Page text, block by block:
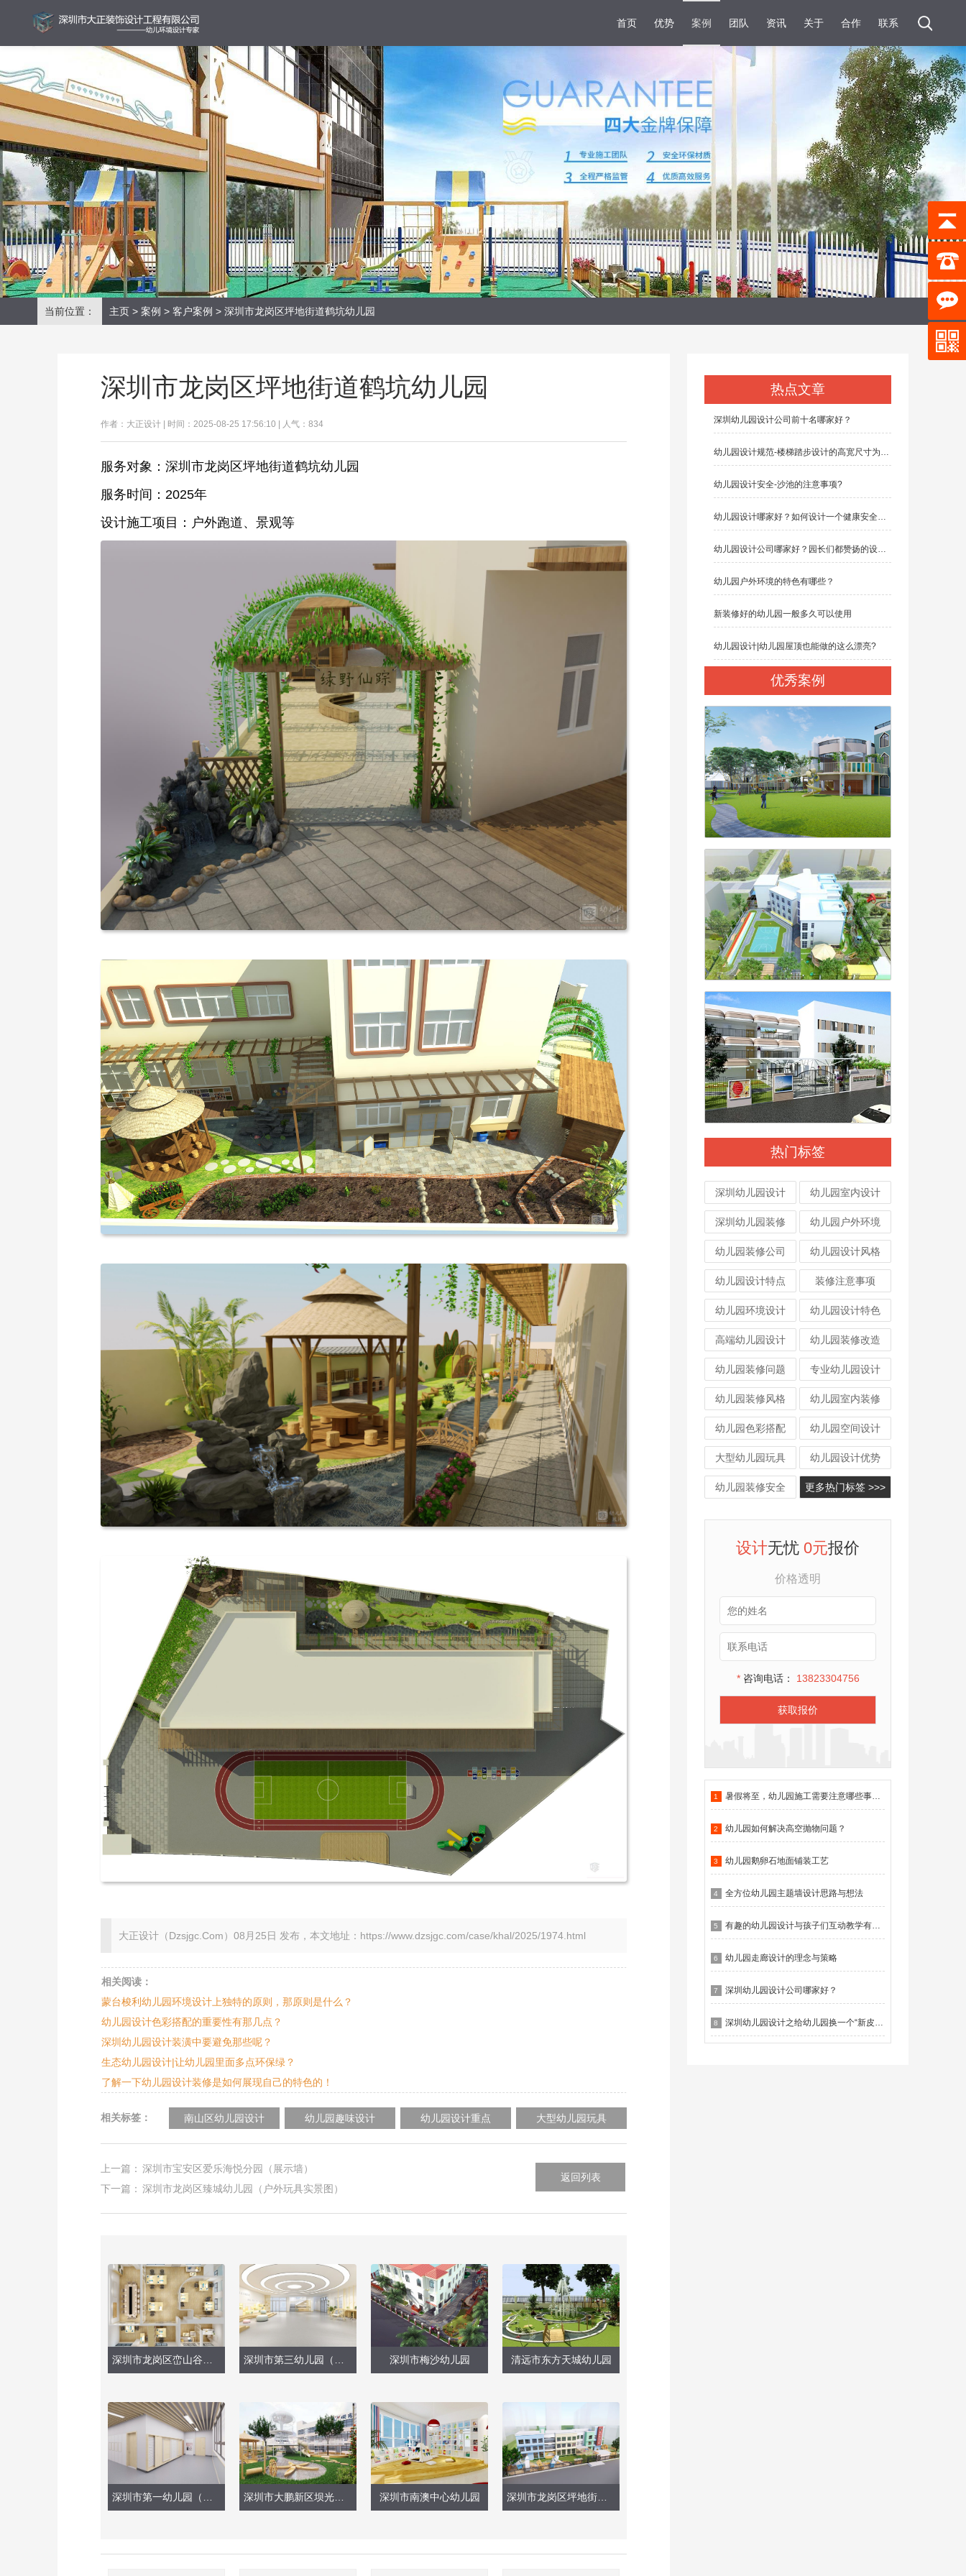
首页 优势 案例 团队 资讯 关于 合作 联系
当前位置： 主页 > 案例 > 客户案例 > 深圳市龙岗区坪地街道鹤坑幼儿园
深圳市龙岗区坪地街道鹤坑幼儿园
作者：大正设计 | 时间：2025-08-25 17:56:10 | 人气：834
服务对象：深圳市龙岗区坪地街道鹤坑幼儿园
服务时间：2025年
设计施工项目：户外跑道、景观等
大正设计（Dzsjgc.Com）08月25日 发布，本文地址：https://www.dzsjgc.com/case/khal/2025/1974.html
热点文章
深圳幼儿园设计公司前十名哪家好？
幼儿园设计规范-楼梯踏步设计的高宽尺寸为多少？
幼儿园设计安全-沙池的注意事项?
幼儿园设计哪家好？如何设计一个健康安全的幼儿园
幼儿园设计公司哪家好？园长们都赞扬的设计公司有哪些？
幼儿园户外环境的特色有哪些？
新装修好的幼儿园一般多久可以使用
幼儿园设计|幼儿园屋顶也能做的这么漂亮?
优秀案例
热门标签
深圳幼儿园设计 幼儿园室内设计
深圳幼儿园装修 幼儿园户外环境
幼儿园装修公司 幼儿园设计风格
幼儿园设计特点 装修注意事项
幼儿园环境设计 幼儿园设计特色
高端幼儿园设计 幼儿园装修改造
幼儿园装修问题 专业幼儿园设计
幼儿园装修风格 幼儿园室内装修
幼儿园色彩搭配 幼儿园空间设计
大型幼儿园玩具 幼儿园设计优势
幼儿园装修安全 更多热门标签 >>>
设计无忧0元报价
价格透明
*咨询电话： 13823304756
获取报价
1 暑假将至，幼儿园施工需要注意哪些事项？
2 幼儿园如何解决高空抛物问题？
3 幼儿园鹅卵石地面铺装工艺
4 全方位幼儿园主题墙设计思路与想法
5 有趣的幼儿园设计与孩子们互动教学有什么作用？
6 幼儿园走廊设计的理念与策略
7 深圳幼儿园设计公司哪家好？
8 深圳幼儿园设计之给幼儿园换一个“新皮肤”
相关阅读：
蒙台梭利幼儿园环境设计上独特的原则，那原则是什么？
幼儿园设计色彩搭配的重要性有那几点？
深圳幼儿园设计装潢中要避免那些呢？
生态幼儿园设计|让幼儿园里面多点环保绿？
了解一下幼儿园设计装修是如何展现自己的特色的！
相关标签： 南山区幼儿园设计 幼儿园趣味设计 幼儿园设计重点 大型幼儿园玩具
返回列表
上一篇： 深圳市宝安区爱乐海悦分园（展示墙）
下一篇： 深圳市龙岗区臻城幼儿园（户外玩具实景图）
深圳市梅沙幼儿园 清远市东方天城幼儿园
深圳市第一幼儿园（教学楼墙面、地面改造） 深圳市大鹏新区坝光新村幼儿园（户外大型玩具） 深圳市南澳中心幼儿园 深圳市龙岗区坪地街道香林华府幼儿园